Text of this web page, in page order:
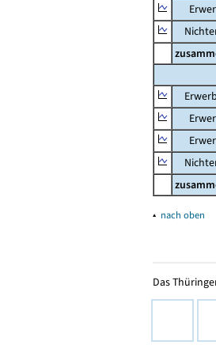
▴ nach oben
Das